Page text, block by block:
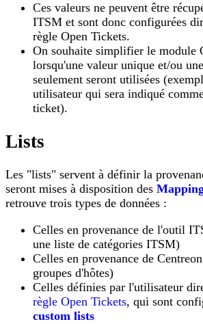
Ces valeurs ne peuvent être
ITSM et sont donc configurées
règle Open Tickets.
On souhaite simplifier le module
lorsqu'une valeur unique et/ou
seulement seront utilisées
utilisateur qui sera indiqué
ticket).
Lists
Les "lists" servent à définir la
seront mises à disposition des
retrouve trois types de données :
Celles en provenance de l'outil
une liste de catégories ITSM)
Celles en provenance de
groupes d'hôtes)
Celles définies par l'utilisateur
règle Open Tickets, qui sont
custom lists